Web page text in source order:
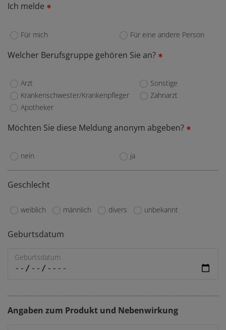
Ich melde
meldeFür mich Für eine andere Person
Welcher Berufsgruppe gehören Sie an?
Arzt
Krankenschwester/Krankenpfleger
Apotheker
Sonstige
Zahnarzt
Möchten Sie diese Meldung anonym abgeben?
nein ja
Geschlecht
geschlecht
optionen
weiblich männlich divers unbekannt
Geburtsdatum
Geburtsdatum
Angaben zum Produkt und Nebenwirkung